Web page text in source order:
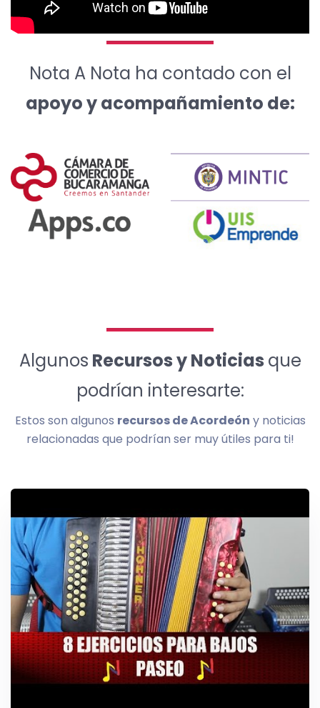
Nota A Nota ha contado con el
apoyo y acompañamiento de:
Algunos Recursos y Noticias que
podrían interesarte:
Estos son algunos recursos de Acordeón y noticias
relacionadas que podrían ser muy útiles para ti!